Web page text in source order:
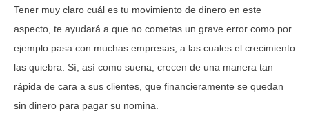
Tener muy claro cuál es tu movimiento de dinero en este
aspecto, te ayudará a que no cometas un grave error como por
ejemplo pasa con muchas empresas, a las cuales el crecimiento
las quiebra. Sí, así como suena, crecen de una manera tan
rápida de cara a sus clientes, que financieramente se quedan
sin dinero para pagar su nomina.